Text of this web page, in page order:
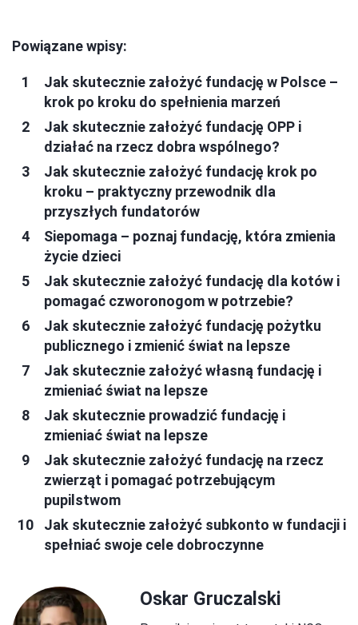
Powiązane wpisy:
Jak skutecznie założyć fundację w Polsce –
krok po kroku do spełnienia marzeń
Jak skutecznie założyć fundację OPP i
działać na rzecz dobra wspólnego?
Jak skutecznie założyć fundację krok po
kroku – praktyczny przewodnik dla
przyszłych fundatorów
Siepomaga – poznaj fundację, która zmienia
życie dzieci
Jak skutecznie założyć fundację dla kotów i
pomagać czworonogom w potrzebie?
Jak skutecznie założyć fundację pożytku
publicznego i zmienić świat na lepsze
Jak skutecznie założyć własną fundację i
zmieniać świat na lepsze
Jak skutecznie prowadzić fundację i
zmieniać świat na lepsze
Jak skutecznie założyć fundację na rzecz
zwierząt i pomagać potrzebującym
pupilstwom
Jak skutecznie założyć subkonto w fundacji i
spełniać swoje cele dobroczynne
Oskar Gruczalski